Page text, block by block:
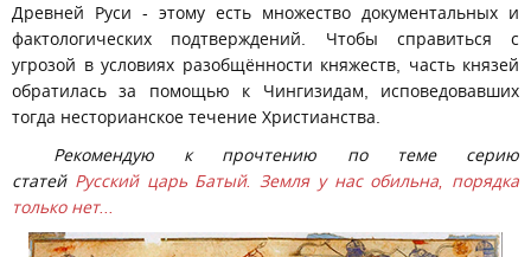
Древней Руси - этому есть множество документальных и
фактологических подтверждений. Чтобы справиться с
угрозой в условиях разобщённости княжеств, часть князей
обратилась за помощью к Чингизидам, исповедовавших
тогда несторианское течение Христианства.
Рекомендую к прочтению по теме серию
статей Русский царь Батый. Земля у нас обильна, порядка
только нет...